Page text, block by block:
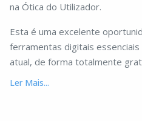
na Ótica do Utilizador.
Esta é uma excelente
ferramentas digitais
atual, de forma totalmente
Ler Mais...